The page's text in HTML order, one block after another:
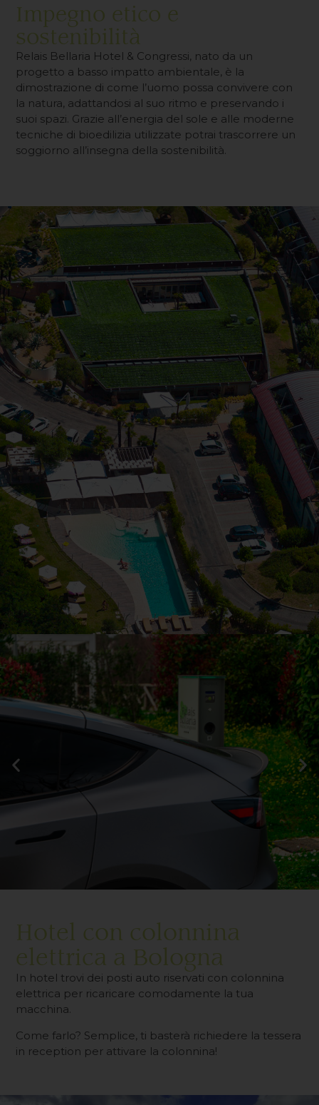
Impegno etico e
sostenibilità
Relais Bellaria Hotel & Congressi, nato da un
progetto a basso impatto ambientale, è la
dimostrazione di come l’uomo possa convivere con
la natura, adattandosi al suo ritmo e preservando i
suoi spazi. Grazie all’energia del sole e alle moderne
tecniche di bioedilizia utilizzate potrai trascorrere un
soggiorno all’insegna della sostenibilità.
Hotel con colonnina
elettrica a Bologna
In hotel trovi dei posti auto riservati con colonnina
elettrica per ricaricare comodamente la tua
macchina.
Come farlo? Semplice, ti basterà richiedere la tessera
in reception per attivare la colonnina!